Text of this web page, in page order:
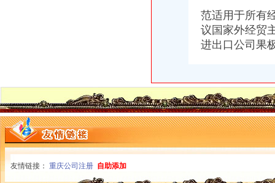
南方媒：北京市君合律师事务所关于南方出版媒股份有限公司发行
发点好东西上来：）全国各地户外用品店详解-旅游（Travel）版-北大
宝山区（黑龙江省双鸭山市辖区）-搜百科
家居代理招商厂家_家居代理招商厂家/公司-阿里巴巴公司黄页
重庆天地代办进出口公司
【重庆北京天地顺聘货运代理公司】网点,地址,电话,营业时间-大
重庆易亿服装贸易有限公司,主营：服装服饰,箱包设计及销售；品
重庆市衣服快递到爱尔兰价格门到门国际包税出口服务（图）-供应信
深圳证券交易所上市公司_焦点_新浪财经_新浪网
范适用于所有
议国家外经贸
进出口公司 果
友情链接： 重庆公司注册 自助添加